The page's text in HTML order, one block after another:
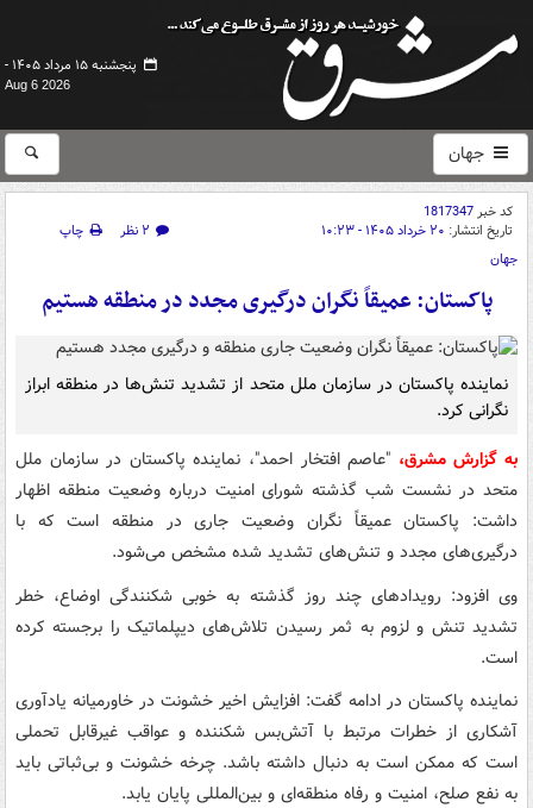
پنجشنبه ۱۵ مرداد ۱۴۰۵ -
Aug 6 2026
جهان
کد خبر1817347
تاریخ انتشار: ۲۰ خرداد ۱۴۰۵ - ۱۰:۲۳ ۲ نظر
چاپ
جهان
پاکستان: عمیقاً نگران درگیری‌ مجدد در منطقه هستیم
نماینده پاکستان در سازمان ملل متحد از تشدید تنش‌ها در منطقه ابراز
نگرانی کرد.
به گزارش مشرق، "عاصم افتخار احمد"، نماینده پاکستان در سازمان ملل
متحد در نشست شب گذشته شورای امنیت درباره وضعیت منطقه اظهار
داشت: پاکستان عمیقاً نگران وضعیت جاری در منطقه است که با
درگیری‌های مجدد و تنش‌های تشدید شده مشخص می‌شود.
وی افزود: رویدادهای چند روز گذشته به خوبی شکنندگی اوضاع، خطر
تشدید تنش و لزوم به ثمر رسیدن تلاش‌های دیپلماتیک را برجسته کرده
است.
نماینده پاکستان در ادامه گفت: افزایش اخیر خشونت در خاورمیانه یادآوری
آشکاری از خطرات مرتبط با آتش‌بس شکننده و عواقب غیرقابل تحملی
است که ممکن است به دنبال داشته باشد. چرخه خشونت و بی‌ثباتی باید
به نفع صلح، امنیت و رفاه منطقه‌ای و بین‌المللی پایان یابد.